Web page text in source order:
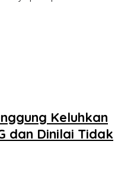
Keluhkan
dan Dinilai Tidak